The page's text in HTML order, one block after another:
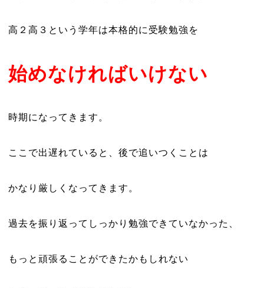
高２高３という学年は本格的に受験勉強を
始めなければいけない
時期になってきます。
ここで出遅れていると、後で追いつくことは
かなり厳しくなってきます。
過去を振り返ってしっかり勉強できていなかった、
もっと頑張ることができたかもしれない